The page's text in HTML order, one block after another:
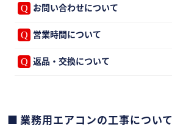
お問い合わせについて
営業時間について
返品・交換について
業務用エアコンの工事について